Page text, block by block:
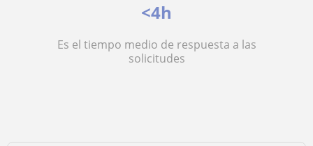
<4h
Es el tiempo medio de respuesta a las
solicitudes